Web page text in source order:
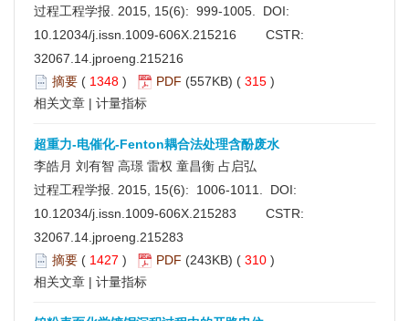
过程工程学报. 2015, 15(6): 999-1005. DOI:
10.12034/j.issn.1009-606X.215216
CSTR:
32067.14.jproeng.215216
摘要 ( 1348 ) PDF (557KB) ( 315 )
相关文章 | 计量指标
超重力-电催化-Fenton耦合法处理含酚废水
李皓月 刘有智 高璟 雷权 童昌衡 占启弘
过程工程学报. 2015, 15(6): 1006-1011. DOI:
10.12034/j.issn.1009-606X.215283
CSTR:
32067.14.jproeng.215283
摘要 ( 1427 ) PDF (243KB) ( 310 )
相关文章 | 计量指标